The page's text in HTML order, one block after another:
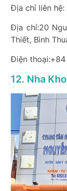
Địa chỉ liên hệ:
Địa chỉ:20
Thiết, Bình
Điện
12. Nha